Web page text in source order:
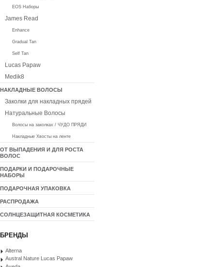
EOS Наборы
James Read
Enhance
Gradual Tan
Self Tan
Lucas Papaw
Medik8
НАКЛАДНЫЕ ВОЛОСЫ
Заколки для накладных прядей
Натуральные Волосы
Волосы на заколках / ЧУДО ПРЯДИ
Накладные Хвосты на ленте
ОТ ВЫПАДЕНИЯ И ДЛЯ РОСТА
ВОЛОС
ПОДАРКИ И ПОДАРОЧНЫЕ
НАБОРЫ
ПОДАРОЧНАЯ УПАКОВКА
РАСПРОДАЖА
СОЛНЦЕЗАЩИТНАЯ КОСМЕТИКА
БРЕНДЫ
Alterna
Austral Nature Lucas Papaw